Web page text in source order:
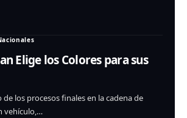
Elige los Colores para sus
los procesos finales en la cadena de
vehículo,…